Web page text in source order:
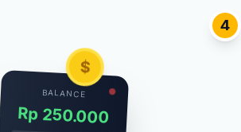
BALANCE
Rp 250.000
$
4